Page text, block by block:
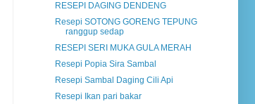
RESEPI DAGING DENDENG
Resepi SOTONG GORENG TEPUNG
ranggup sedap
RESEPI SERI MUKA GULA MERAH
Resepi Popia Sira Sambal
Resepi Sambal Daging Cili Api
Resepi Ikan pari bakar